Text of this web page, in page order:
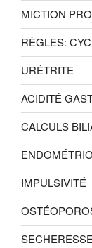
MICTION
RÈGLES:
URÉTRITE
ACIDITÉ
CALCULS
IMPULSIVITÉ